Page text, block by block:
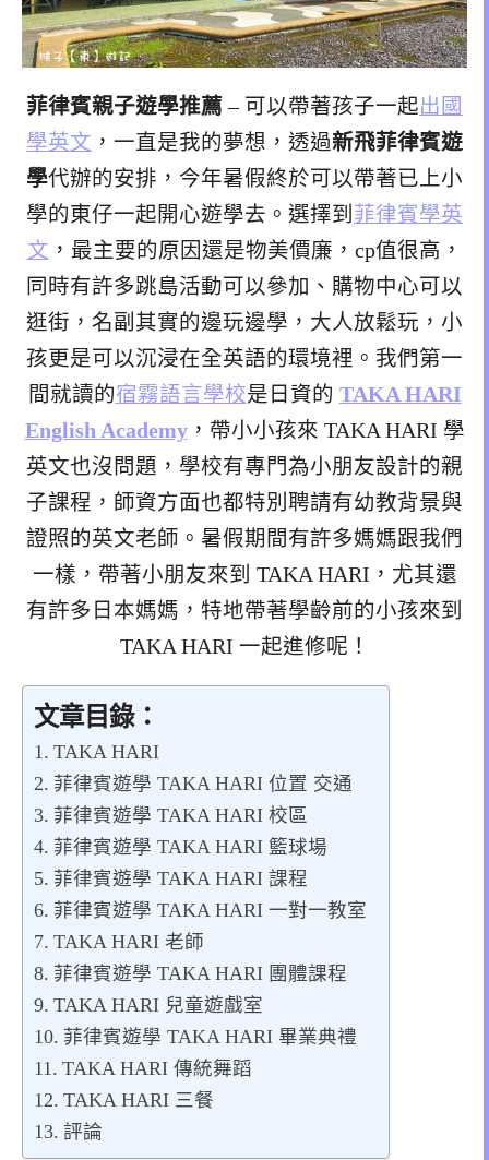
菲律賓親子遊學推薦 – 可以帶著孩子一起出國
學英文 ，一直是我的夢想，透過新飛菲律賓遊
學代辦的安排，今年暑假終於可以帶著已上小
學的東仔一起開心遊學去。選擇到 菲律賓學英
文 ，最主要的原因還是物美價廉，cp值很高，
同時有許多跳島活動可以參加、購物中心可以
逛街，名副其實的邊玩邊學，大人放鬆玩，小
孩更是可以沉浸在全英語的環境裡。我們第一
間就讀的宿霧語言學校是日資的 TAKA HARI
English Academy，帶小小孩來 TAKA HARI 學
英文也沒問題，學校有專門為小朋友設計的親
子課程，師資方面也都特別聘請有幼教背景與
證照的英文老師。暑假期間有許多媽媽跟我們
一樣，帶著小朋友來到 TAKA HARI，尤其還
有許多日本媽媽，特地帶著學齡前的小孩來到
TAKA HARI 一起進修呢！
文章目錄：
TAKA HARI
菲律賓遊學 TAKA HARI 位置 交通
菲律賓遊學 TAKA HARI 校區
菲律賓遊學 TAKA HARI 籃球場
菲律賓遊學 TAKA HARI 課程
菲律賓遊學 TAKA HARI 一對一教室
TAKA HARI 老師
菲律賓遊學 TAKA HARI 團體課程
TAKA HARI 兒童遊戲室
菲律賓遊學 TAKA HARI 畢業典禮
TAKA HARI 傳統舞蹈
TAKA HARI 三餐
評論